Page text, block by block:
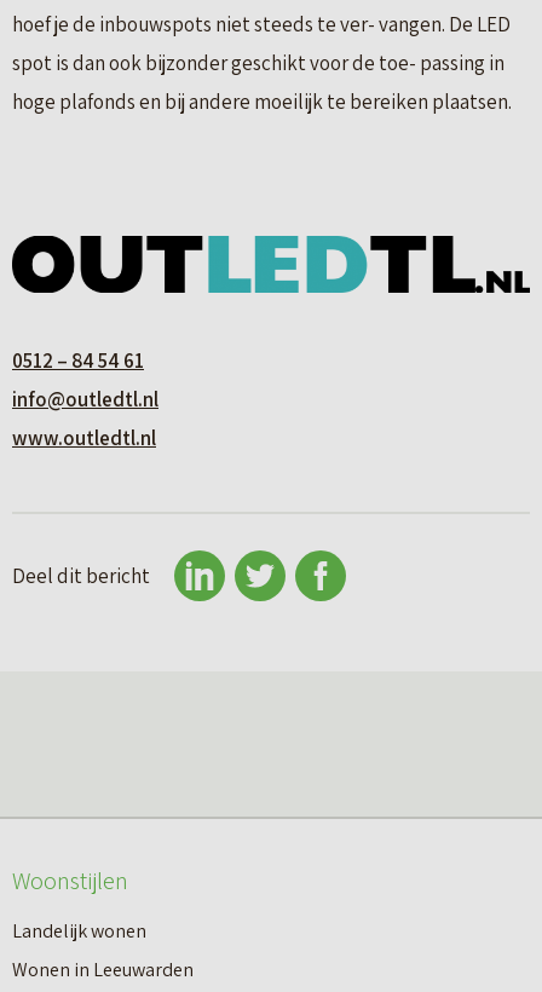
hoef je de inbouwspots niet steeds te ver- vangen. De LED
spot is dan ook bijzonder geschikt voor de toe- passing in
hoge plafonds en bij andere moeilijk te bereiken plaatsen.
0512 – 84 54 61
info@outledtl.nl
www.outledtl.nl
Deel dit bericht
Woonstijlen
Landelijk wonen
Wonen in Leeuwarden